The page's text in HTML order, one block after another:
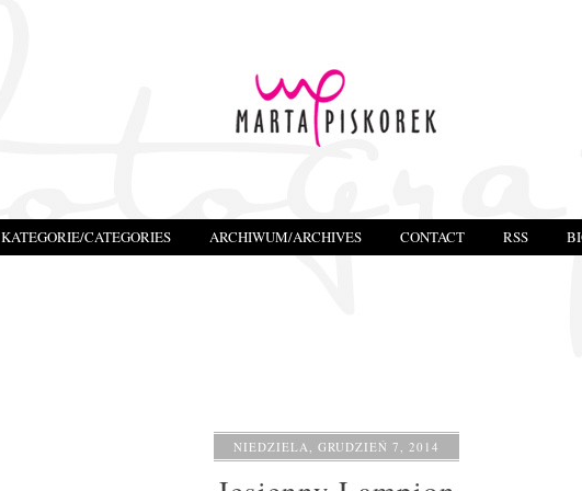
KATEGORIE/CATEGORIES ARCHIWUM/ARCHIVES CONTACT RSS
NIEDZIELA, GRUDZIEŃ 7, 2014